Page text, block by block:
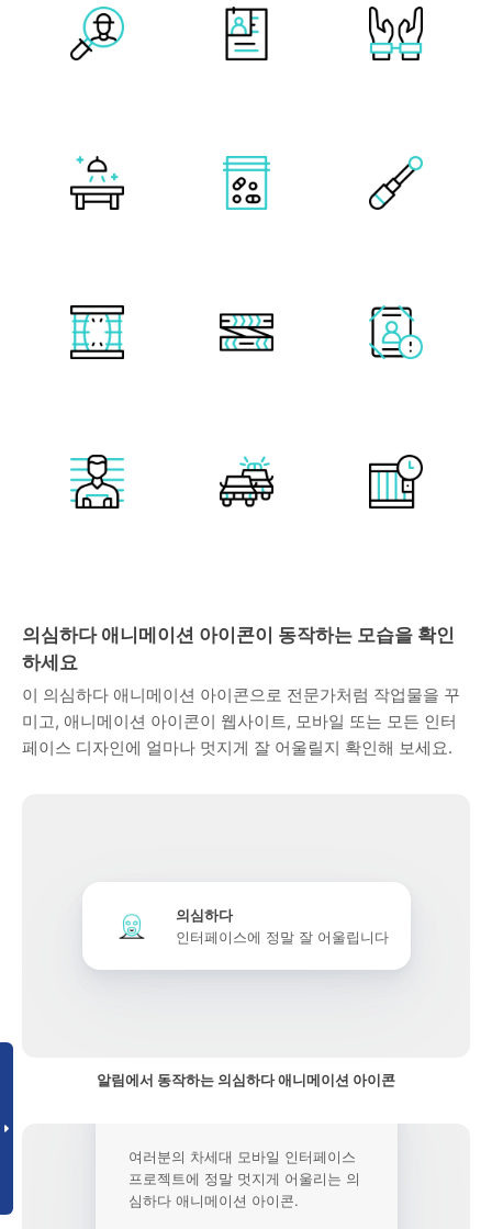
의심하다 애니메이션 아이콘이 동작하는 모습을 확인
하세요
이 의심하다 애니메이션 아이콘으로 전문가처럼 작업물을 꾸
미고, 애니메이션 아이콘이 웹사이트, 모바일 또는 모든 인터
페이스 디자인에 얼마나 멋지게 잘 어울릴지 확인해 보세요.
의심하다
인터페이스에 정말 잘 어울립니다
알림에서 동작하는 의심하다 애니메이션 아이콘
여러분의 차세대 모바일 인터페이스
프로젝트에 정말 멋지게 어울리는 의
심하다 애니메이션 아이콘.